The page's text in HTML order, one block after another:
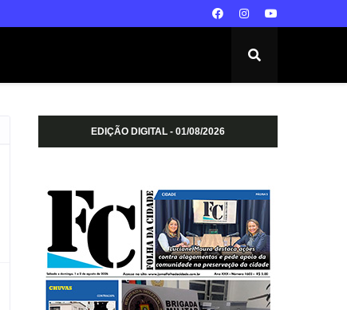
EDIÇÃO DIGITAL - 01/08/2026